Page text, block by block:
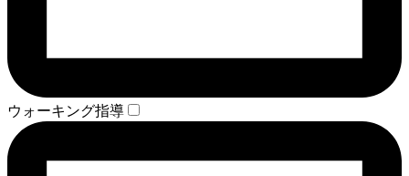
ウォーキング指導